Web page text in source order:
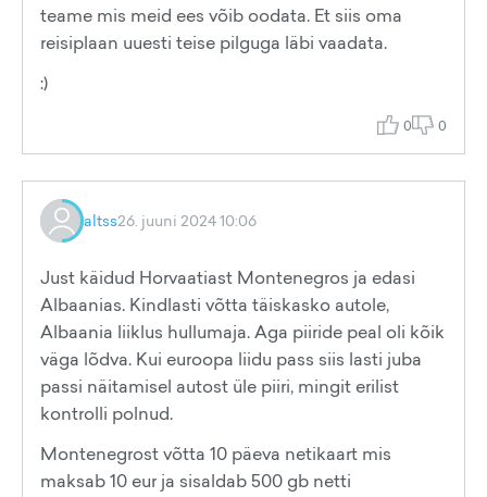
teame mis meid ees võib oodata. Et siis oma
reisiplaan uuesti teise pilguga läbi vaadata.
:)
0 0
altss26. juuni 2024 10:06
Just käidud Horvaatiast Montenegros ja edasi
Albaanias. Kindlasti võtta täiskasko autole,
Albaania liiklus hullumaja. Aga piiride peal oli kõik
väga lõdva. Kui euroopa liidu pass siis lasti juba
passi näitamisel autost üle piiri, mingit erilist
kontrolli polnud.
Montenegrost võtta 10 päeva netikaart mis
maksab 10 eur ja sisaldab 500 gb netti